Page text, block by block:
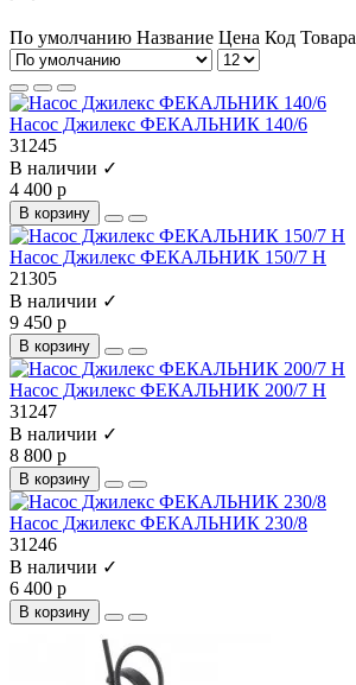
По умолчанию Название Цена Код Товара
Насос Джилекс ФЕКАЛЬНИК 140/6
31245
В наличии ✓
4 400 р
В корзину
Насос Джилекс ФЕКАЛЬНИК 150/7 Н
21305
В наличии ✓
9 450 р
В корзину
Насос Джилекс ФЕКАЛЬНИК 200/7 Н
31247
В наличии ✓
8 800 р
В корзину
Насос Джилекс ФЕКАЛЬНИК 230/8
31246
В наличии ✓
6 400 р
В корзину